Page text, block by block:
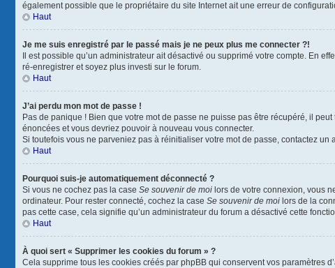
également possible que le propriétaire du site Internet ait une erreur de
Haut
Je me suis enregistré par le passé mais je ne peux plus me connecter ?!
Il est possible qu’un administrateur ait désactivé ou supprimé votre compte. En
ré-enregistrer et soyez plus investi sur le forum.
Haut
J’ai perdu mon mot de passe !
Pas de panique ! Bien que votre mot de passe ne puisse pas être récupéré, il
énoncées et vous devriez pouvoir à nouveau vous connecter.
Si toutefois vous ne parveniez pas à réinitialiser votre mot de passe, contactez un
Haut
Pourquoi suis-je automatiquement déconnecté ?
Si vous ne cochez pas la case Se souvenir de moi lors de votre connexion, vous
ordinateur. Pour rester connecté, cochez la case Se souvenir de moi lors de la
pas cette case, cela signifie qu’un administrateur du forum a désactivé cette
Haut
À quoi sert « Supprimer les cookies du forum » ?
Cela supprime tous les cookies créés par phpBB qui conservent vos paramètres